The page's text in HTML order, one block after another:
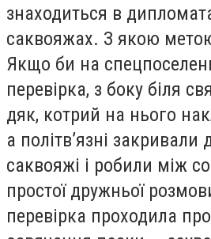
знаходиться в
саквояжах. З якою
Якщо би на
перевірка, з боку біля
дяк, котрий на нього
а політв’язні закривали
саквояжі і робили між
простої дружньої
перевірка проходила